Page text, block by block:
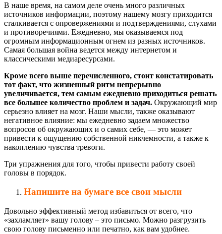
В наше время, на самом деле очень много различных
источников информации, поэтому нашему мозгу приходится
сталкивается с опровержениями и подтверждениями, слухами
и противоречиями. Ежедневно, мы оказываемся под
огромным информационным огнем из разных источников.
Самая большая война ведется между интернетом и
классическими медиаресурсами.
Кроме всего выше перечисленного, стоит констатировать
тот факт, что жизненный ритм непрерывно
увеличивается, тем самым ежедневно приходиться решать
все большее количество проблем и задач. Окружающий мир
серьезно влияет на мозг. Наши мысли, также оказывают
негативное влияние: мы ежедневно задаем множество
вопросов об окружающих и о самих себе, — это может
привести к ощущению собственной никчемности, а также к
накоплению чувства тревоги.
Три упражнения для того, чтобы привести работу своей
головы в порядок.
Напишите на бумаге все свои мысли
Довольно эффективный метод избавиться от всего, что
«захламляет» вашу голову – это письмо. Можно разгрузить
свою голову письменно или печатно, как вам удобнее.